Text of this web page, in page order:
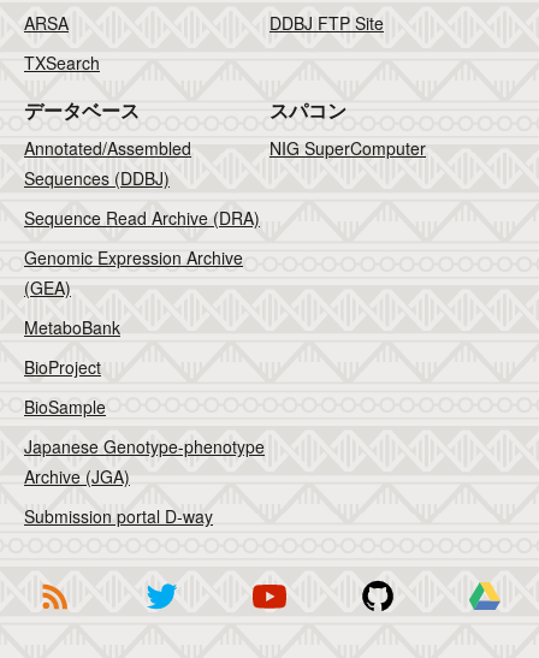
ARSA
TXSearch
DDBJ FTP Site
データベース
Annotated/Assembled
Sequences (DDBJ)
Sequence Read Archive (DRA)
Genomic Expression Archive
(GEA)
MetaboBank
BioProject
BioSample
Japanese Genotype-phenotype
Archive (JGA)
Submission portal D-way
スパコン
NIG SuperComputer